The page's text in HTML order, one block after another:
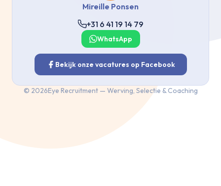
Mireille Ponsen
+31 6 41 19 14 79
WhatsApp
Bekijk onze vacatures op Facebook
© 2026Eye Recruitment — Werving, Selectie & Coaching